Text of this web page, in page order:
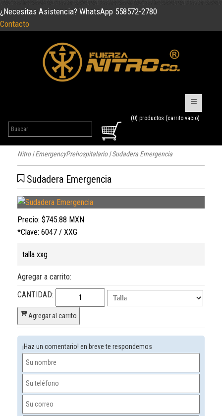
¿Necesitas Asistencia? WhatsApp 558572-2780
Contacto
(0) productos (carrito vacio)
Nitro|EmergencyPrehospitalario| Sudadera Emergencia
Sudadera Emergencia
Precio: $745.88 MXN
*Clave: 6047 / XXG
talla xxg
Agregar a carrito:
CANTIDAD:
Agregar al carrito
¡Haz un comentario! en breve te respondemos